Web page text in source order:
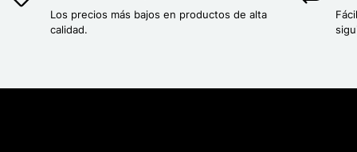
Los precios más bajos en productos de alta
calidad.